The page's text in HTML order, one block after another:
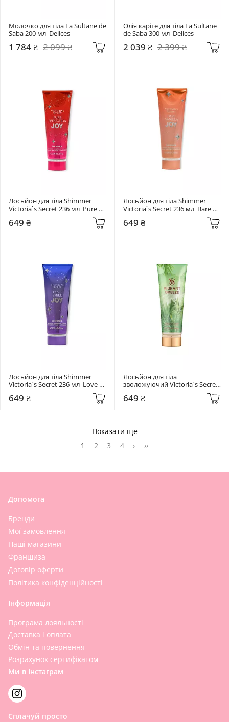
Молочко для тіла La Sultane de
Saba 200 мл  Delices
1 784 ₴ 2 099 ₴
Олія каріте для тіла La Sultane
de Saba 300 мл  Delices
2 039 ₴ 2 399 ₴
Лосьйон для тіла Shimmer
Victoria`s Secret 236 мл  Pure
649 ₴
Лосьйон для тіла Shimmer
Victoria`s Secret 236 мл  Bare
649 ₴
Лосьйон для тіла Shimmer
Victoria`s Secret 236 мл  Love
649 ₴
Лосьйон для тіла
зволожуючий Victoria`s Secret
649 ₴
Показати ще
1
2 3 4 › ››
Допомога
Бренди
Мої замовлення
Наші магазини
Франшиза
Договір оферти
Політика конфіденційності
Інформація
Програма лояльності
Доставка і оплата
Обмін та повернення
Розрахунок сертифікатом
Ми в Інстаграм
Сплачуй просто